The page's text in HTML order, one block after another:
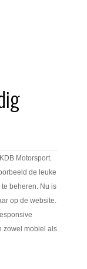
Motorsport.
de leuke
beheren. Nu is
op de website.
zowel mobiel als